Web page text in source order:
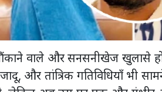
वाले और सनसनीखेज खुलासे
और तांत्रिक गतिविधियाँ भी